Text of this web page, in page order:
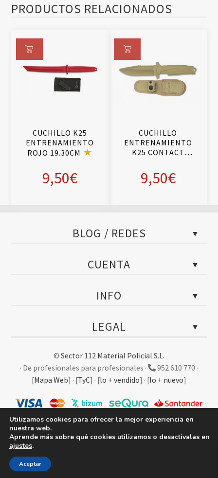
PRODUCTOS RELACIONADOS
CUCHILLO K25
ENTRENAMIENTO
ROJO 19.30CM
9,50€
Añ
ad
to
CUCHILLO
ENTRENAMIENTO
K25 CONTACT
9,50€
Añ
ad
BLOG / REDES
Tests policialesCUENTA
Mis descargas
Detalles de mi cuenta
INFO
Ubicación de la tienda en Málaga
Empresa e historia
Certificaciones ISO
Requisitos de compra de armas
Reglamento de armas en España
LEGAL
Calidad, ambiente y prevención
Derecho de desistimiento
Fichero automatizado de datos
Formas de pago
Ley de cookies
© Sector 112 Material Policial S.L.
· De profesionales para profesionales ·
952 610 770 ·
[Mapa Web] · [TyC] · [lo + vendido] · [lo + nuevo]
Utilizamos cookies para ofrecer la mejor experiencia en
nuestra web.
Aprende más sobre qué cookies utilizamos o desactivalas en
ajustes.
Aceptar